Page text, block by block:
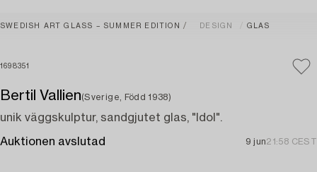
SWEDISH ART GLASS – SUMMER EDITION DESIGN GLAS
1698351
Bertil Vallien(Sverige, Född 1938)
unik väggskulptur, sandgjutet glas, "Idol".
Auktionen avslutad 9 jun21:58 CEST